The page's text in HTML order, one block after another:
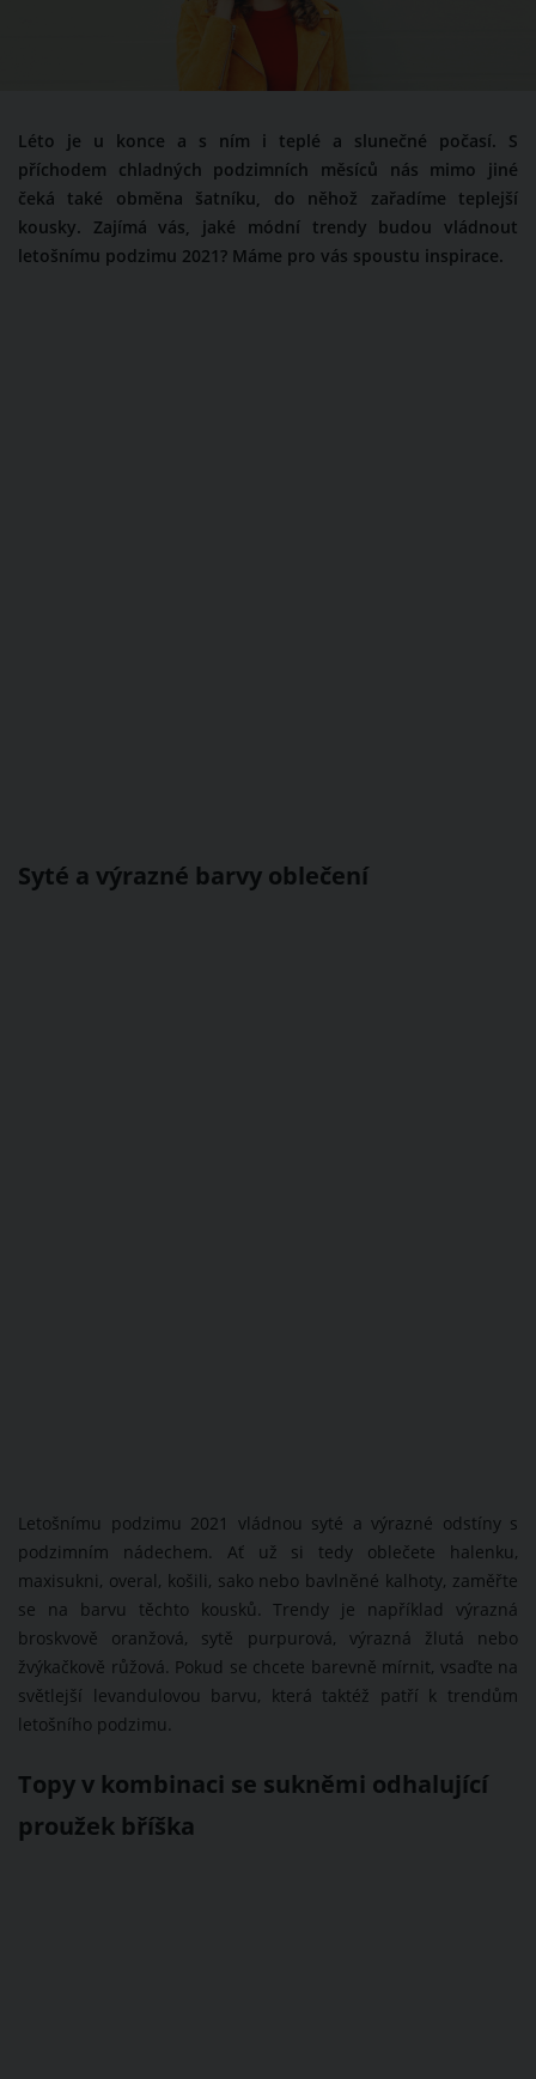
Léto je u konce a s ním i teplé a slunečné počasí. S
příchodem chladných podzimních měsíců nás mimo jiné
čeká také obměna šatníku, do něhož zařadíme teplejší
kousky. Zajímá vás, jaké módní trendy budou vládnout
letošnímu podzimu 2021? Máme pro vás spoustu inspirace.
Syté a výrazné barvy oblečení
Letošnímu podzimu 2021 vládnou syté a výrazné odstíny s
podzimním nádechem. Ať už si tedy oblečete halenku,
maxisukni, overal, košili, sako nebo bavlněné kalhoty, zaměřte
se na barvu těchto kousků. Trendy je například výrazná
broskvově oranžová, sytě purpurová, výrazná žlutá nebo
žvýkačkově růžová. Pokud se chcete barevně mírnit, vsaďte na
světlejší levandulovou barvu, která taktéž patří k trendům
letošního podzimu.
Topy v kombinaci se sukněmi odhalující
proužek bříška